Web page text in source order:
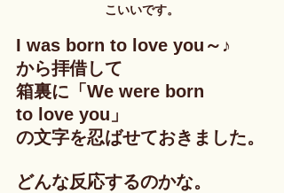
こいいです。
I was born to love you～♪
から拝借して
箱裏に「We were born
to love you」
の文字を忍ばせておきました。
どんな反応するのかな。